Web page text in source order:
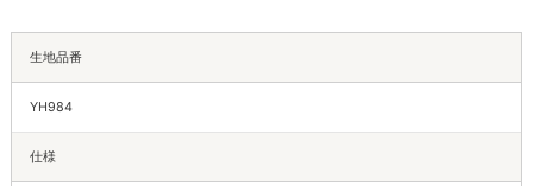
生地品番
YH984
仕様